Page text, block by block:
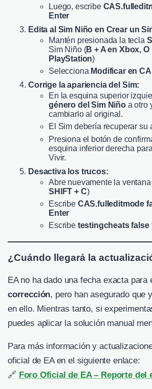
Luego, escribe
Enter
Edita al Sim Niño en Crear un
Mantén presionada la tecla
Sim Niño (B + A en Xbox, O
PlayStation)
Selecciona Modificar en
Corrige la apariencia del Sim:
En la esquina superior
género del Sim Niñoa otro
cambiarlo al original.
El Sim debería recuperar su
Presiona el botón de
esquina inferior derecha
Vivir.
Desactiva los trucos:
Abre nuevamente la
SHIFT + C)
Escribe CAS.fulleditmode
Enter
Escribe testingcheats false
¿Cuándo llegará la
EA no ha dado una fecha exacta para
corrección, pero han asegurado que
en ello. Mientras tanto, si
puedes aplicar la solución manual
Para más información y
oficial de EA en el siguiente enlace:
🔗 Foro Oficial de EA – Reporte del